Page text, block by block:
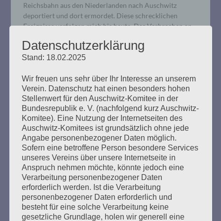
Reichsbahn aus den Niederlanden nach Auschwitz
deportiert und dort ermordet. Diese schrecklichen
Ereignisse verfolgen mich bis heute. Das Verbrechen an
Wir trauern um Ilse Jacob (1942 –
2024)
Erstellt am20. Februar 2024
Ilse hat wichtige Spuren hinterlassen. Wir danken ihr für
ihr unermüdliches kämpferisches, antifaschistisches
Engagement und trauern mit ihrer Familie. Wir werden
sie sehr vermissen.
Datenschutzerklärung
Stand: 18.02.2025
Wir freuen uns sehr über Ihr Interesse an unserem
Verein. Datenschutz hat einen besonders hohen
Stellenwert für den Auschwitz-Komitee in der
Bundesrepublik e. V. (nachfolgend kurz Auschwitz-
Komitee). Eine Nutzung der Internetseiten des
Auschwitz-Komitees ist grundsätzlich ohne jede
Angabe personenbezogener Daten möglich.
Sofern eine betroffene Person besondere Services
unseres Vereins über unsere Internetseite in
Anspruch nehmen möchte, könnte jedoch eine
Verarbeitung personenbezogener Daten
erforderlich werden. Ist die Verarbeitung
personenbezogener Daten erforderlich und
besteht für eine solche Verarbeitung keine
gesetzliche Grundlage, holen wir generell eine